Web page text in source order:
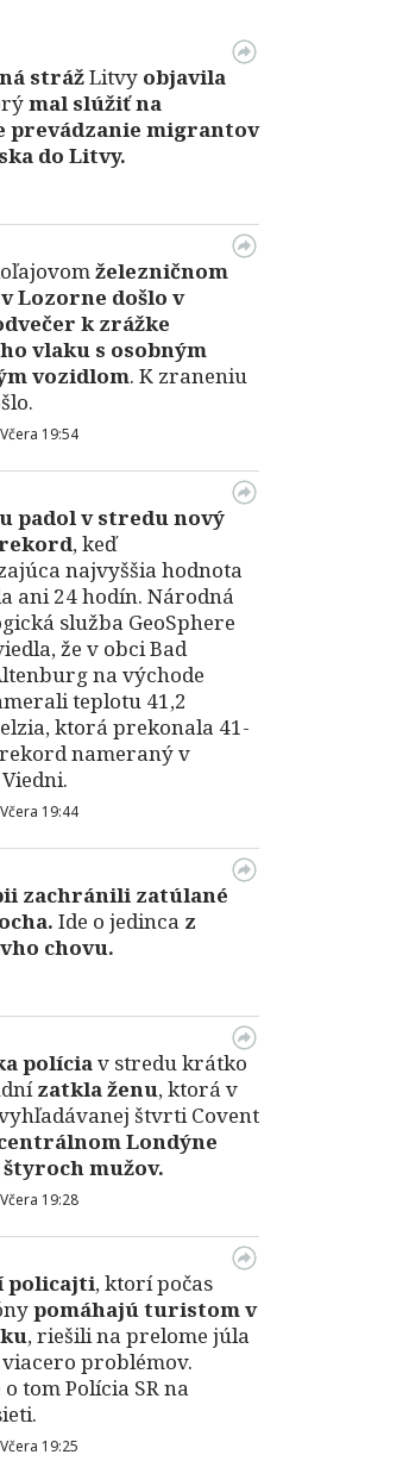
strážLitvy objavila
mal slúžiť na
prevádzanie migrantov
do Litvy.
železničnom
Lozorne došlo v
k zrážke
vlaku s osobným
vozidlom. K zraneniu
Včera 19:54
padol v stredu nový
, keď
najvyššia hodnota
ani 24 hodín. Národná
služba GeoSphere
že v obci Bad
na východe
teplotu 41,2
ktorá prekonala 41-
nameraný v
Včera 19:44
zachránili zatúlané
Ide o jedinca z
chovu.
políciav stredu krátko
zatkla ženu, ktorá v
štvrti Covent
Londýne
mužov.
Včera 19:28
policajti, ktorí počas
pomáhajú turistom v
, riešili na prelome júla
problémov.
tom Polícia SR na
Včera 19:25